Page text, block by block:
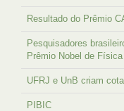
Resultado do Prêmio
Pesquisadores
Prêmio Nobel de
UFRJ e UnB criam
PIBIC